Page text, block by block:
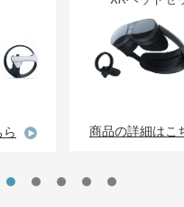
ちら 商品の詳細は